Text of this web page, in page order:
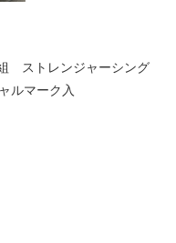
ストレンジャーシング
ルマーク入